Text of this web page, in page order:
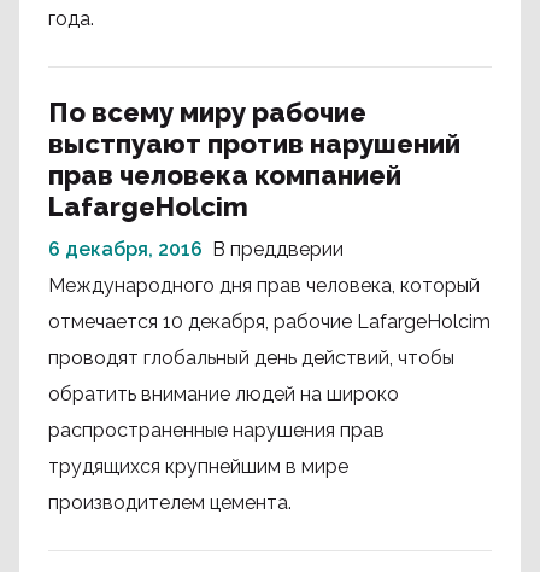
года.
По всему миру рабочие
выстпуают против нарушений
прав человека компанией
LafargeHolcim
6 декабря, 2016 В преддверии
Международного дня прав человека, который
отмечается 10 декабря, рабочие LafargeHolcim
проводят глобальный день действий, чтобы
обратить внимание людей на широко
распространенные нарушения прав
трудящихся крупнейшим в мире
производителем цемента.